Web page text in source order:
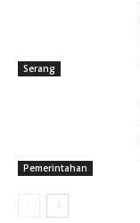
Serang
Pemerintahan